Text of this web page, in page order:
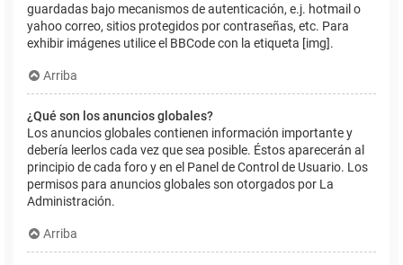
guardadas bajo mecanismos de autenticación, e.j. hotmail o
yahoo correo, sitios protegidos por contraseñas, etc. Para
exhibir imágenes utilice el BBCode con la etiqueta [img].
Arriba
¿Qué son los anuncios globales?
Los anuncios globales contienen información importante y
debería leerlos cada vez que sea posible. Éstos aparecerán al
principio de cada foro y en el Panel de Control de Usuario. Los
permisos para anuncios globales son otorgados por La
Administración.
Arriba